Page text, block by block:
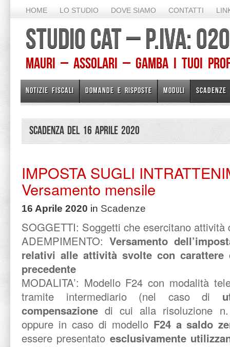
HOME LO STUDIO DOVE SIAMO CONTATTI
STUDIO CAT – P.IVA:
Mauri – Assolari – Gamba I TUOI
NOTIZIE FISCALI DOMANDE E RISPOSTE MODULI SCADENZE
Scadenza del 16 Aprile 2020
IMPOSTA SUGLI
Versamento mensile
16 Aprile 2020 in Scadenze
SOGGETTI: Soggetti che esercitano attività
ADEMPIMENTO:Versamento
relativi alle attività svolte con
precedente
MODALITA’: Modello F24 con modalità
tramite intermediario (nel caso di
compensazione di cui alla risoluzione
oppure in caso di modello F24 a saldo
essere presentato esclusivamente